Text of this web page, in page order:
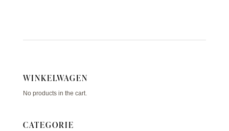
WINKELWAGEN
No products in the cart.
CATEGORIE